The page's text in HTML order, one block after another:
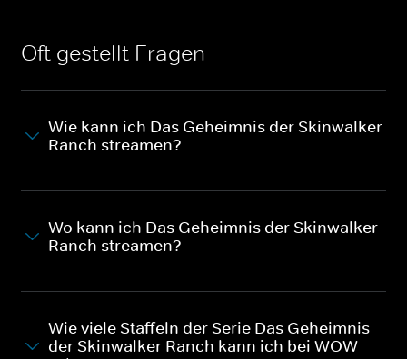
Oft gestellt Fragen
Wie kann ich Das Geheimnis der Skinwalker
Ranch streamen?
Wo kann ich Das Geheimnis der Skinwalker
Ranch streamen?
Wie viele Staffeln der Serie Das Geheimnis
der Skinwalker Ranch kann ich bei WOW